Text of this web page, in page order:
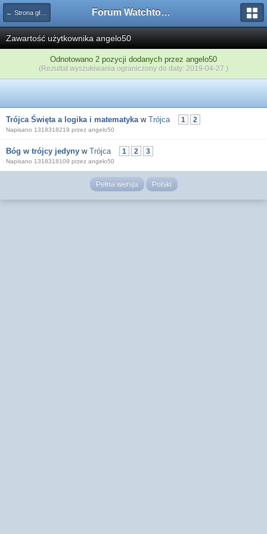
← Strona główna Forum Watchtower
Zawartość użytkownika angelo50
Odnotowano 2 pozycji dodanych przez angelo50
(Rezultat wyszukiwania ograniczony do daty: 2019-04-27 )
Trójca Święta a logika i matematykaw Trójca 1 2
Napisano 1318318219 przez angelo50
Bóg w trójcy jedyny w Trójca 1 2 3
Napisano 1318318109 przez angelo50
Pełna wersja Polski